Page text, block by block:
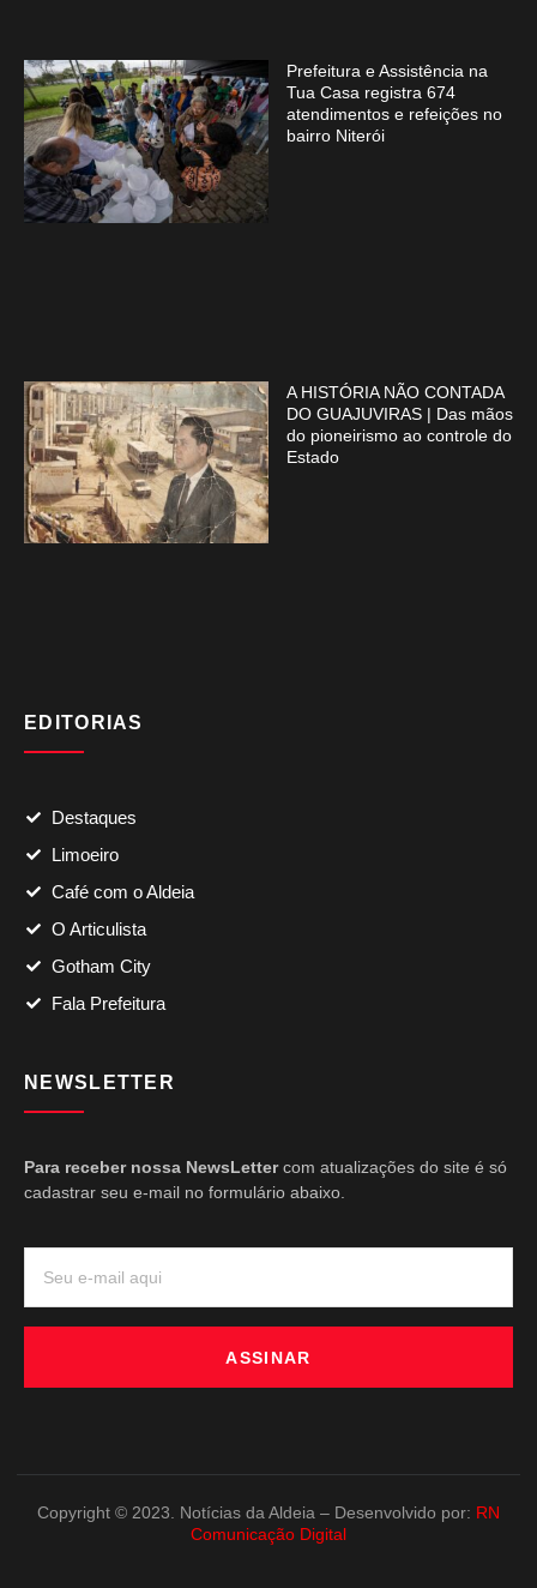
Prefeitura e Assistência na
Tua Casa registra 674
atendimentos e refeições no
bairro Niterói
A HISTÓRIA NÃO CONTADA
DO GUAJUVIRAS | Das mãos
do pioneirismo ao controle do
Estado
EDITORIAS
Destaques
Limoeiro
Café com o Aldeia
O Articulista
Gotham City
Fala Prefeitura
NEWSLETTER
Para receber nossa NewsLettercom atualizações do site é só
cadastrar seu e-mail no formulário abaixo.
ASSINAR
Copyright © 2023. Notícias da Aldeia – Desenvolvido por: RN
Comunicação Digital